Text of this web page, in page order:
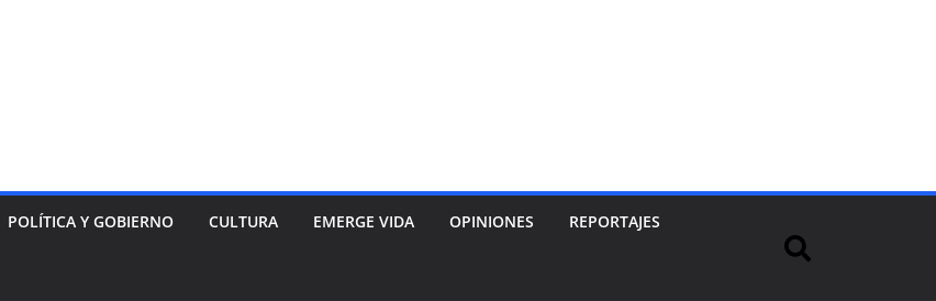
POLÍTICA Y GOBIERNO CULTURA EMERGE VIDA OPINIONES REPORTAJES